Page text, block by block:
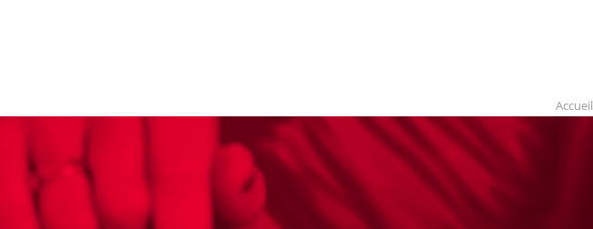
Accueil